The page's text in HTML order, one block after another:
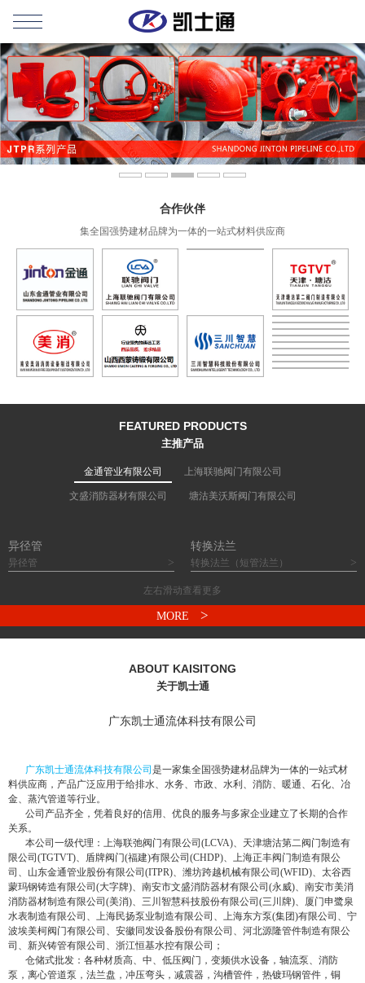
合作伙伴
集全国强势建材品牌为一体的一站式材料供应商
FEATURED PRODUCTS
主推产品
金通管业有限公司 上海联驰阀门有限公司
文盛消防器材有限公司 塘沽美沃斯阀门有限公司
异径管
异径管 >
转换法兰
转换法兰（短管法兰） >
左右滑动查看更多
MORE >
ABOUT KAISITONG
关于凯士通
广东凯士通流体科技有限公司
广东凯士通流体科技有限公司 是一家集全国强势建材品牌为一体的一站式材
料供应商，产品广泛应用于给排水、水务、市政、水利、消防、暖通、石化、冶
金、蒸汽管道等行业。
公司产品齐全，凭着良好的信用、优良的服务与多家企业建立了长期的合作
关系。
本公司一级代理：上海联弛阀门有限公司(LCVA)、天津塘沽第二阀门制造有
限公司(TGTVT)、盾牌阀门(福建)有限公司(CHDP)、上海正丰阀门制造有限公
司、山东金通管业股份有限公司(ITPR)、潍坊跨越机械有限公司(WFID)、太谷西
蒙玛钢铸造有限公司(大字牌)、南安市文盛消防器材有限公司(永威)、南安市美消
消防器材制造有限公司(美消)、三川智慧科技股份有限公司(三川牌)、厦门申鹭泉
水表制造有限公司、上海民扬泵业制造有限公司、上海东方泵(集团)有限公司、宁
波埃美柯阀门有限公司、安徽同发设备股份有限公司、河北源隆管件制造有限公
司、新兴铸管有限公司、浙江恒基水控有限公司；
仓储式批发：各种材质高、中、低压阀门，变频供水设备，轴流泵、消防
泵，离心管道泵，法兰盘，冲压弯头，减震器，沟槽管件，热镀玛钢管件，铜